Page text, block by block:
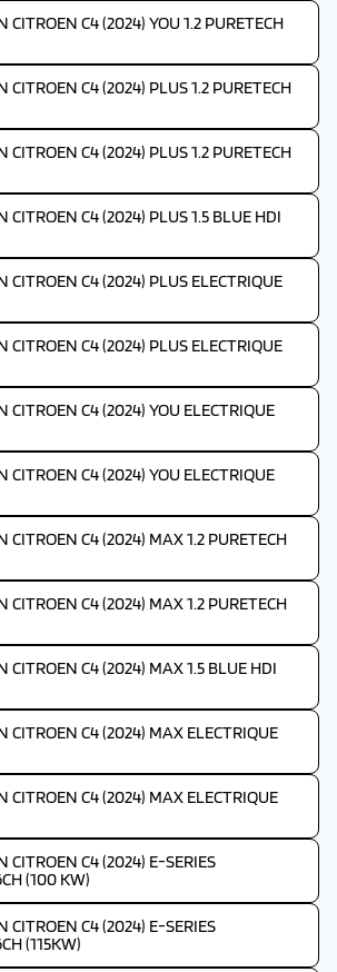
CITROEN C4 (2024) YOU 1.2 PURETECH
CITROEN C4 (2024) PLUS 1.2 PURETECH
CITROEN C4 (2024) PLUS 1.2 PURETECH
CITROEN C4 (2024) PLUS 1.5 BLUE HDI
CITROEN C4 (2024) PLUS ELECTRIQUE
CITROEN C4 (2024) PLUS ELECTRIQUE
CITROEN C4 (2024) YOU ELECTRIQUE
CITROEN C4 (2024) YOU ELECTRIQUE
CITROEN C4 (2024) MAX 1.2 PURETECH
CITROEN C4 (2024) MAX 1.2 PURETECH
CITROEN C4 (2024) MAX 1.5 BLUE HDI
CITROEN C4 (2024) MAX ELECTRIQUE
CITROEN C4 (2024) MAX ELECTRIQUE
CITROEN C4 (2024) E-SERIES
(100 KW)
CITROEN C4 (2024) E-SERIES
(115KW)